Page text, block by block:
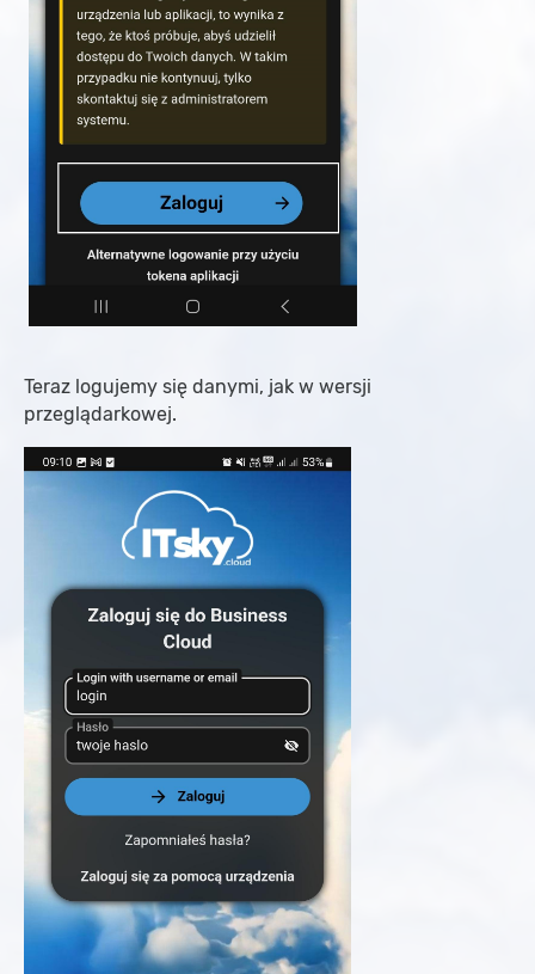
Teraz logujemy się danymi, jak w wersji
przeglądarkowej.